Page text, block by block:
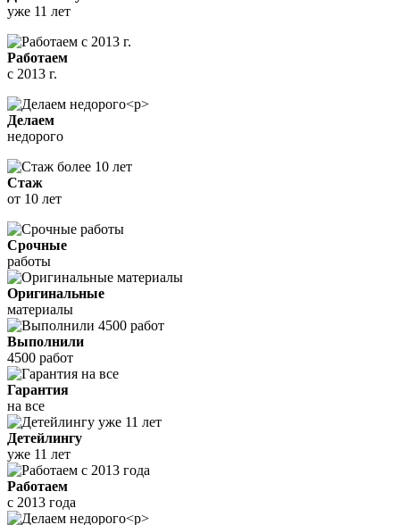
уже 11 лет
Работаем
с 2013 г.
Делаем
недорого
Стаж
от 10 лет
Срочные
работы
Оригинальные
материалы
Выполнили
4500 работ
Гарантия
на все
Детейлингу
уже 11 лет
Работаем
с 2013 года